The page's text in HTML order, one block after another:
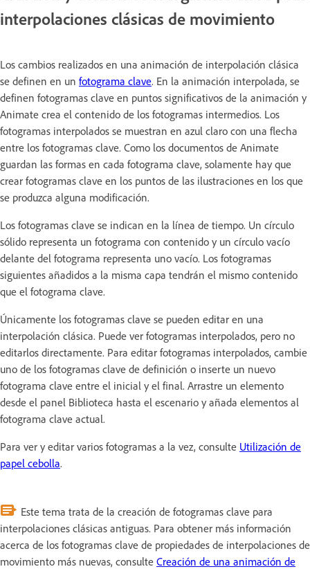
interpolaciones clásicas de movimiento
Los cambios realizados en una animación de interpolación clásica
se definen en un fotograma clave. En la animación interpolada, se
definen fotogramas clave en puntos significativos de la animación y
Animate crea el contenido de los fotogramas intermedios. Los
fotogramas interpolados se muestran en azul claro con una flecha
entre los fotogramas clave. Como los documentos de Animate
guardan las formas en cada fotograma clave, solamente hay que
crear fotogramas clave en los puntos de las ilustraciones en los que
se produzca alguna modificación.
Los fotogramas clave se indican en la línea de tiempo. Un círculo
sólido representa un fotograma con contenido y un círculo vacío
delante del fotograma representa uno vacío. Los fotogramas
siguientes añadidos a la misma capa tendrán el mismo contenido
que el fotograma clave.
Únicamente los fotogramas clave se pueden editar en una
interpolación clásica. Puede ver fotogramas interpolados, pero no
editarlos directamente. Para editar fotogramas interpolados, cambie
uno de los fotogramas clave de definición o inserte un nuevo
fotograma clave entre el inicial y el final. Arrastre un elemento
desde el panel Biblioteca hasta el escenario y añada elementos al
fotograma clave actual.
Para ver y editar varios fotogramas a la vez, consulte Utilización de
papel cebolla.
Este tema trata de la creación de fotogramas clave para
interpolaciones clásicas antiguas. Para obtener más información
acerca de los fotogramas clave de propiedades de interpolaciones de
movimiento más nuevas, consulte Creación de una animación de